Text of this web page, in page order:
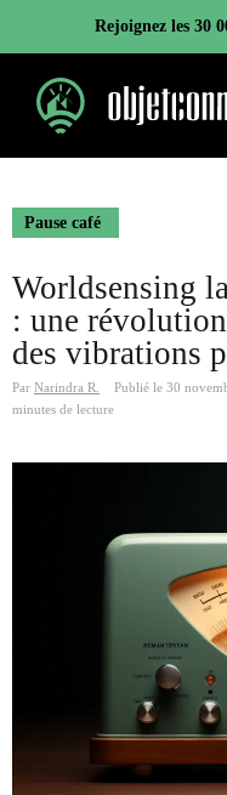
contenu
Rejoignez les 30
Pause café
Worldsensing
: une
des vibrations
Par Narindra R. Publié le 30
minutes de lecture